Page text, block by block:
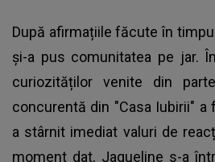
După afirmațiile făcute în
și-a pus comunitatea pe jar.
curiozităților venite din
concurentă din "Casa Iubirii"
a stârnit imediat valuri de
moment dat, Jaqueline s-a